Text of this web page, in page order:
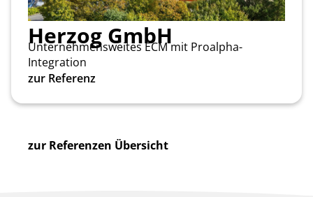
Herzog GmbH
Unternehmensweites ECM mit Proalpha-
Integration
zur Referenz
zur Referenzen Übersicht